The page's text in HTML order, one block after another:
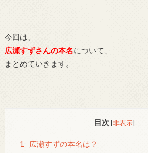
今回は、
広瀬すずさんの本名について、
まとめていきます。
目次 [非表示]
1 広瀬すずの本名は？